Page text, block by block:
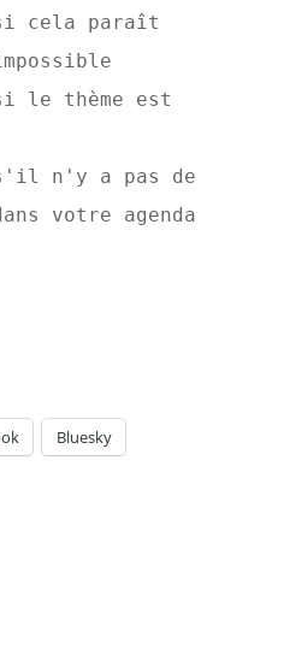
cela paraît
le thème est
n'y a pas de
votre agenda
Bluesky